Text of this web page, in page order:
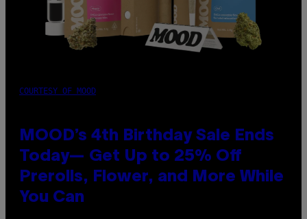
COURTESY OF MOOD
MOOD’s 4th Birthday Sale Ends
Today— Get Up to 25% Off
Prerolls, Flower, and More While
You Can